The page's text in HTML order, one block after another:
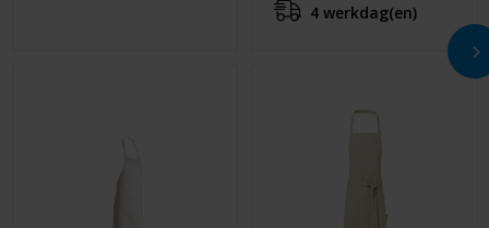
4 werkdag(en)